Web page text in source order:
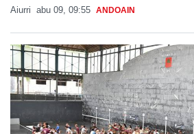
Aiurri abu 09, 09:55 ANDOAIN